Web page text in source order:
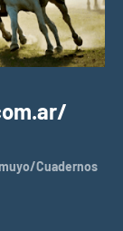
Cuadernos